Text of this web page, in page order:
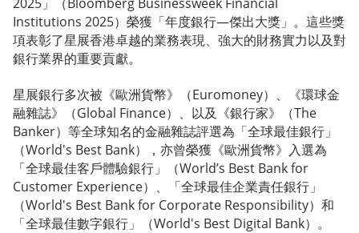
Institutions 2025）榮獲「年度銀行—傑出大獎」。這些獎
項表彰了星展香港卓越的業務表現、強大的財務實力以及對
銀行業界的重要貢獻。
星展銀行多次被《歐洲貨幣》（Euromoney）、《環球金
融雜誌》（Global Finance）、以及《銀行家》（The
Banker）等全球知名的金融雜誌評選為「全球最佳銀行」
（World's Best Bank），亦曾榮獲《歐洲貨幣》入選為
「全球最佳客戶體驗銀行」（World’s Best Bank for
Customer Experience）、「全球最佳企業責任銀行」
（World's Best Bank for Corporate Responsibility）和
「全球最佳數字銀行」（World's Best Digital Bank）。